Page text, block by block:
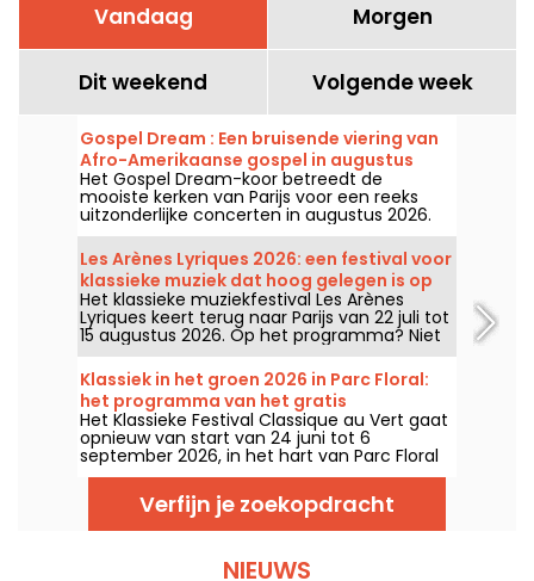
Vandaag Morgen
Dit weekend Volgende week
Gospel Dream : Een bruisende viering van
Afro-Amerikaanse gospel in augustus
2026 in Parijs
Het Gospel Dream-koor betreedt de
mooiste kerken van Parijs voor een reeks
uitzonderlijke concerten in augustus 2026.
Een unieke muzikale ervaring die hoop,
eenheid en veerkracht viert via de
authentieke gezangen van de Afro-
Amerikaanse Kerk.
Les Arènes Lyriques 2026: een festival voor
klassieke muziek dat hoog gelegen is op
de Montmartre-heuvel
Het klassieke muziekfestival Les Arènes
Lyriques keert terug naar Parijs van 22 juli tot
15 augustus 2026. Op het programma? Niet
minder dan 16 concerten in de Arènes de
Montmartre, een idyllische setting om de
grote meesterwerken te horen.
Klassiek in het groen 2026 in Parc Floral:
het programma van het gratis
concertfestival
Het Klassieke Festival Classique au Vert gaat
opnieuw van start van 24 juni tot 6
september 2026, in het hart van Parc Floral
in Parijs. Ook dit jaar nodigt Classique au Vert
muziekliefhebbers en nieuwkomers uit om
met een goed ritme en mooi weer te
genieten van optredens van gevestigde en
Verfijn je zoekopdracht
NIEUWS